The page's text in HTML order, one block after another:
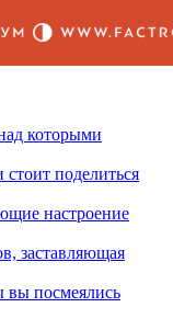
которыми
поделиться
настроение
заставляющая
вы посмеялись